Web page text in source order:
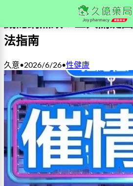
威而鋼無效？三大關鍵
法指南
久意•2026/6/26•性健康